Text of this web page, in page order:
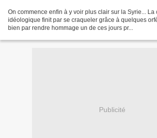
On commence enfin à y voir plus clair sur la Syrie...
idéologique finit par se craqueler grâce à quelques
bien par rendre hommage un de ces jours pr...
Publicité